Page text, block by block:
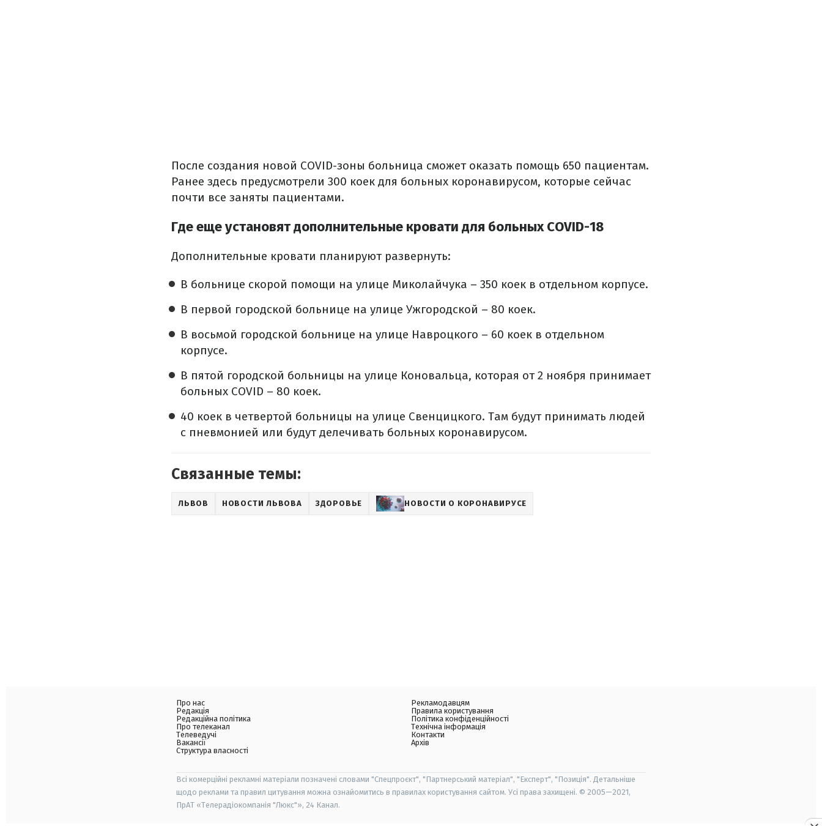
После создания новой COVID-зоны больница сможет оказать помощь 650 пациентам.
Ранее здесь предусмотрели 300 коек для больных коронавирусом, которые сейчас
почти все заняты пациентами.
Где еще установят дополнительные кровати для больных COVID-18
Дополнительные кровати планируют развернуть:
В больнице скорой помощи на улице Миколайчука – 350 коек в отдельном корпусе.
В первой городской больнице на улице Ужгородской – 80 коек.
В восьмой городской больнице на улице Навроцкого – 60 коек в отдельном
корпусе.
В пятой городской больницы на улице Коновальца, которая от 2 ноября принимает
больных COVID – 80 коек.
40 коек в четвертой больницы на улице Свенцицкого. Там будут принимать людей
с пневмонией или будут делечивать больных коронавирусом.
Связанные темы:
ЛЬВОВ НОВОСТИ ЛЬВОВА ЗДОРОВЬЕ НОВОСТИ О КОРОНАВИРУСЕ
Про нас
Редакція
Редакційна політика
Про телеканал
Телеведучі
Вакансії
Структура власності
Рекламодавцям
Правила користування
Політика конфіденційності
Технічна інформація
Контакти
Архів
Всі комерційні рекламні матеріали позначені словами "Спецпроєкт", "Партнерський матеріал", "Експерт", "Позиція". Детальніше
щодо реклами та правил цитування можна ознайомитись в правилах користування сайтом. Усі права захищені. © 2005—2021,
ПрАТ «Телерадіокомпанія "Люкс"», 24 Канал.